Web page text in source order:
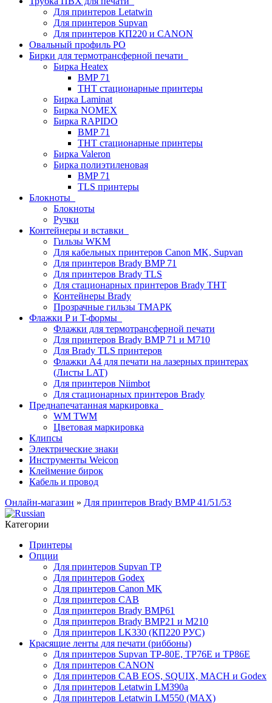
Для принтеров Letatwin
Для принтеров Supvan
Для принтеров КП220 и CANON
Овальный профиль PO
Бирки для термотрансферной печати
Бирка Heatex
BMP 71
THT стационарные принтеры
Бирка Laminat
Бирка NOMEX
Бирка RAPIDO
BMP 71
THT стационарные принтеры
Бирка Valeron
Бирка полиэтиленовая
BMP 71
TLS принтеры
Блокноты
Блокноты
Ручки
Контейнеры и вставки
Гильзы WKM
Для кабельных принтеров Canon MK, Supvan
Для принтеров Brady BMP 71
Для принтеров Brady TLS
Для стационарных принтеров Brady THT
Контейнеры Brady
Прозрачные гильзы ТМАРК
Флажки P и T-формы
Флажки для термотрансферной печати
Для принтеров Brady BMP 71 и M710
Для Brady TLS принтеров
Флажки A4 для печати на лазерных принтерах
(Листы LAT)
Для принтеров Niimbot
Для стационарных принтеров Brady
Преднапечатанная маркировка
WM TWM
Цветовая маркировка
Клипсы
Электрические знаки
Инструменты Weicon
Клеймение бирок
Кабель и провод
Онлайн-магазин » Для принтеров Brady BMP 41/51/53
Категории
Принтеры
Опции
Для принтеров Supvan TP
Для принтеров Godex
Для принтеров Canon MK
Для принтеров CAB
Для принтеров Brady BMP61
Для принтеров Brady BMP21 и M210
Для принтеров LK330 (КП220 РУС)
Красящие ленты для печати (риббоны)
Для принтеров Supvan TP-80E, TP76E и TP86E
Для принтеров CANON
Для принтеров CAB EOS, SQUIX, MACH и Godex
Для принтеров Letatwin LM390a
Для принтеров Letatwin LM550 (MAX)